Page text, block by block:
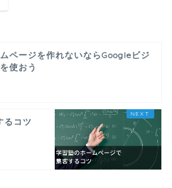
ページを作れないならGoogleビジ
使おう
るコツ